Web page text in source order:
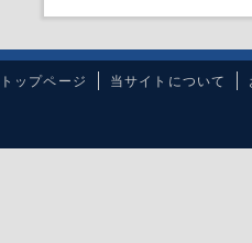
トップページ 当サイトについて